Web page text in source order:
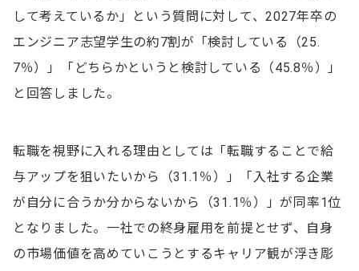
して考えているか」という質問に対して、2027年卒の
エンジニア志望学生の約7割が「検討している（25.
7％）」「どちらかというと検討している（45.8％）」
と回答しました。
転職を視野に入れる理由としては「転職することで給
与アップを狙いたいから（31.1％）」「入社する企業
が自分に合うか分からないから（31.1％）」が同率1位
となりました。一社での終身雇用を前提とせず、自身
の市場価値を高めていこうとするキャリア観が浮き彫